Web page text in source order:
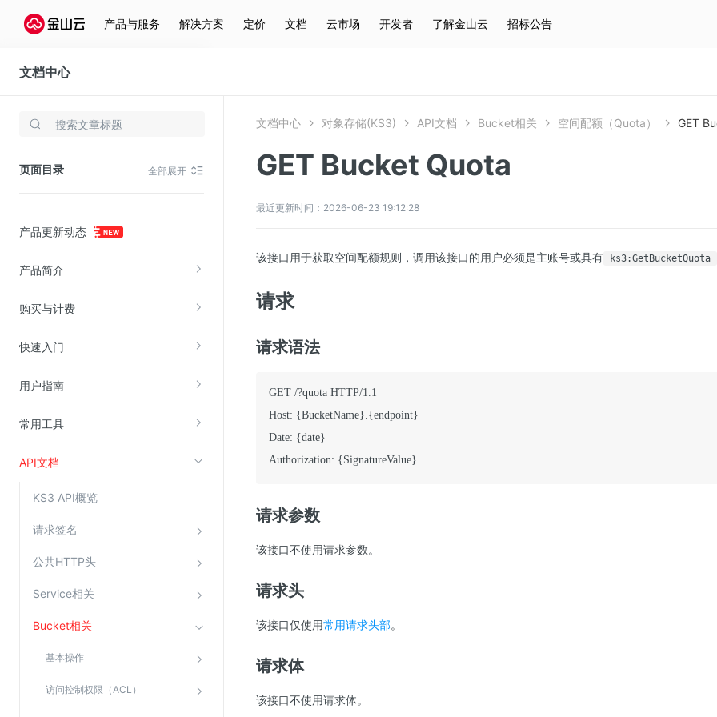
产品与服务 解决方案 定价 文档 云市场 开发者 了解金山云 招标公告
文档中心
对象存储(KS3)
页面目录 全部展开
产品更新动态
产品简介
购买与计费
快速入门
用户指南
常用工具
API文档
KS3 API概览
请求签名
公共HTTP头
Service相关
Bucket相关
基本操作
访问控制权限（ACL）
存储与云分发
云硬盘(EBS)
在线迁移服务
视频云服务
云直播(KLS)
边缘节点计算
金山云云防火墙
大模型应用防火墙
渗透测试
DDoS原生高防
主机安全
文档中心 对象存储(KS3) API文档 Bucket相关 空间配额（Quota） GET
GET Bucket Quota
最近更新时间：2026-06-23 19:12:28
该接口用于获取空间配额规则，调用该接口的用户必须是主账号或具有 ks3:GetBucketQuota
请求
请求语法
GET /?quota HTTP/1.1
Host: {BucketName}.{endpoint}
Date: {date}
Authorization: {SignatureValue}
请求参数
该接口不使用请求参数。
请求头
该接口仅使用常用请求头部。
请求体
该接口不使用请求体。